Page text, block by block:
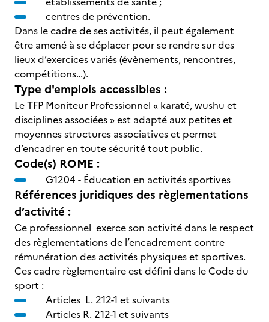
centres de prévention.
Dans le cadre de ses activités, il peut également
être amené à se déplacer pour se rendre sur des
lieux d’exercices variés (évènements, rencontres,
compétitions…).
Type d'emplois accessibles :
Le TFP Moniteur Professionnel « karaté, wushu et
disciplines associées » est adapté aux petites et
moyennes structures associatives et permet
d’encadrer en toute sécurité tout public.
Code(s) ROME :
G1204 - Éducation en activités sportives
Références juridiques des règlementations
d’activité :
Ce professionnel exerce son activité dans le respect
des règlementations de l’encadrement contre
rémunération des activités physiques et sportives.
Ces cadre règlementaire est défini dans le Code du
sport :
Articles L. 212-1 et suivants
Articles R. 212-1 et suivants